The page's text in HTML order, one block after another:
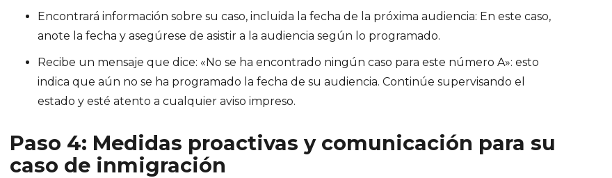
Encontrará información sobre su caso, incluida la fecha de la próxima audiencia: En este caso,
anote la fecha y asegúrese de asistir a la audiencia según lo programado.
Recibe un mensaje que dice: «No se ha encontrado ningún caso para este número A»: esto
indica que aún no se ha programado la fecha de su audiencia. Continúe supervisando el
estado y esté atento a cualquier aviso impreso.
Paso 4: Medidas proactivas y comunicación para su
caso de inmigración